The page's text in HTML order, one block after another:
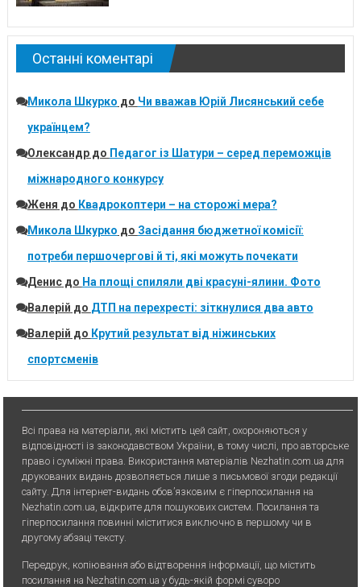
Останні коментарі
Микола Шкурко до Чи вважав Юрій Лисянський себе
українцем?
Олександрдо Педагог із Шатури – серед переможців
міжнародного конкурсу
Женя до Квадрокоптери – на сторожі мера?
Микола Шкурко до Засідання бюджетної комісії:
потреби першочергові й ті, які можуть почекати
Денисдо На площі спиляли дві красуні-ялини. Фото
Валерій до ДТП на перехресті: зіткнулися два авто
Валерій до Крутий результат від ніжинських
спортсменів
Всі права на матеріали, які містить цей сайт, охороняються у
відповідності із законодавством України, в тому числі, про авторське
право і суміжні права. Використання матерiалiв Nezhatin.com.ua для
друкованих видань дозволяється лише з письмової згоди редакції
сайту. Для iнтернет-видань обов’язковим є гiперпосилання на
Nezhatin.com.ua, відкрите для пошукових систем. Посилання та
гіперпосилання повинні міститися виключно в першому чи в
другому абзаці тексту.
Передрук, копiювання або вiдтворення iнформацiї, що мiстить
посилання на Nezhatin.com.ua у будь-якiй формi суворо